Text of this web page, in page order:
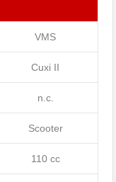
VMS
Cuxi II
n.c.
Scooter
110 cc